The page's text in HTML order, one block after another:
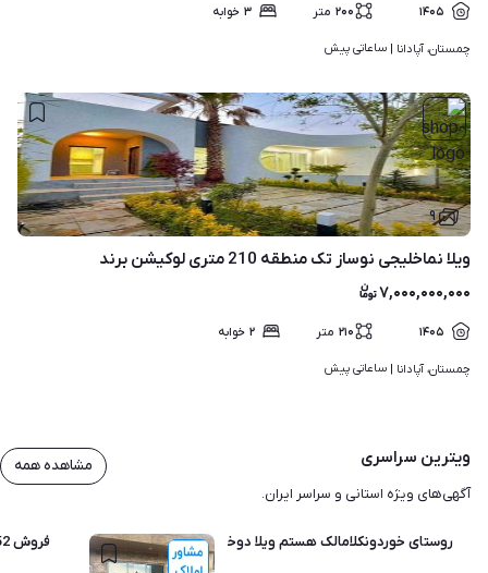
۱۴۰۵ ۲۰۰ متر ۳ خوابه
چمستان، آپادانا | ساعاتی پیش
۹
ویلا نماخلیجی نوساز تک منطقه 210 متری لوکیشن برند
۷,۰۰۰,۰۰۰,۰۰۰
۱۴۰۵ ۲۱۰ متر ۲ خوابه
چمستان، آپادانا | ساعاتی پیش
ویترین سراسری
آگهی‌های ویژه استانی و سراسر ایران.
مشاهده همه
روستای خوردونکلامالک هستم ویلا دوخواب نوساز پول نیاز گذاشتم فروش 352 متر ویلا باغ